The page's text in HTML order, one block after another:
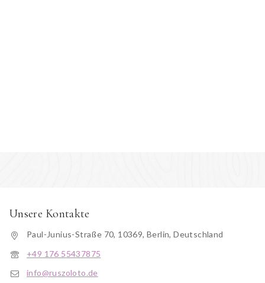
Unsere Kontakte
Paul-Junius-Straße 70, 10369, Berlin, Deutschland
+49 176 55437875
info@ruszoloto.de